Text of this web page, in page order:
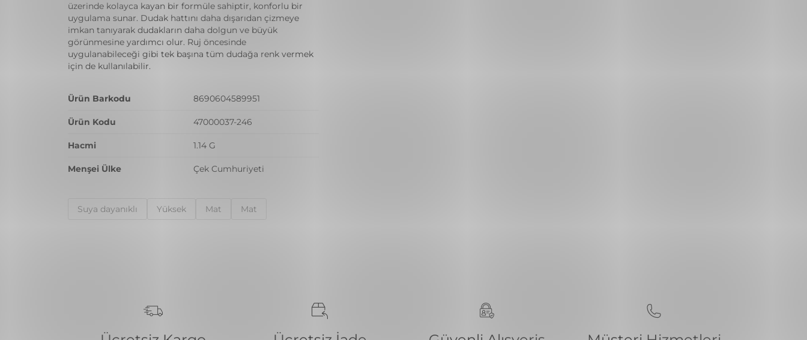
üzerinde kolayca kayan bir formüle sahiptir, konforlu bir
uygulama sunar. Dudak hattını daha dışarıdan çizmeye
imkan tanıyarak dudakların daha dolgun ve büyük
görünmesine yardımcı olur. Ruj öncesinde
uygulanabileceği gibi tek başına tüm dudağa renk vermek
için de kullanılabilir.
Ürün Barkodu 8690604589951
Ürün Kodu 47000037-246
Hacmi 1.14 G
Menşei Ülke Çek Cumhuriyeti
Suya dayanıklı Yüksek Mat Mat